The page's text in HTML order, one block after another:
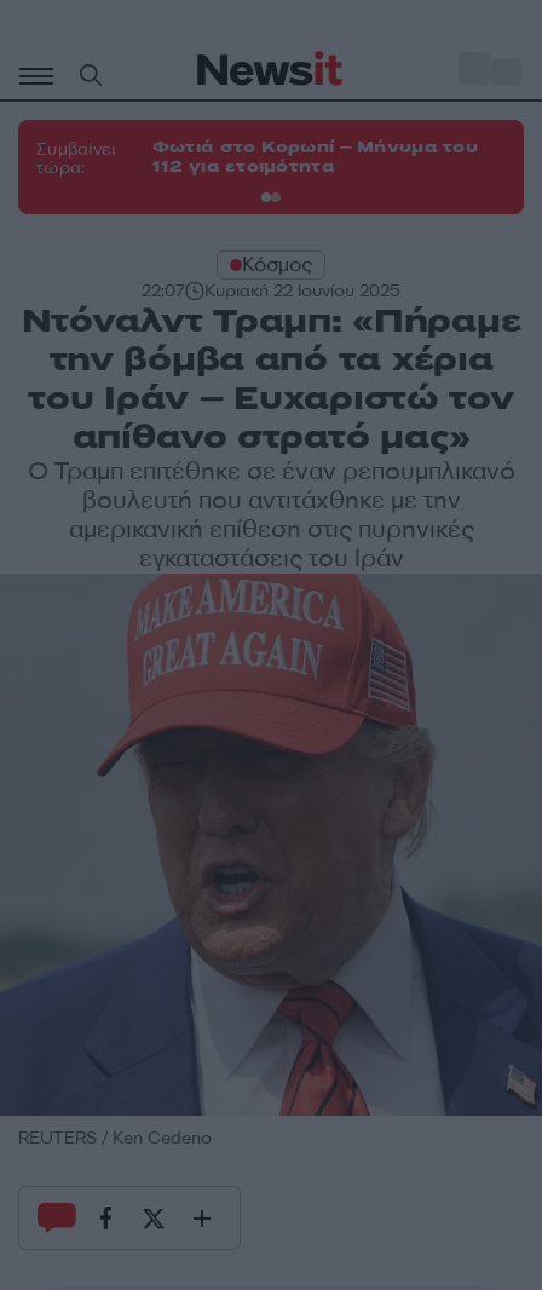
περιεχόμενο
Συμβαίνει
τώρα:
Φωτιά στο Κορωπί – Μήνυμα του
112 για ετοιμότητα
Κόσμος
22:07 Κυριακή 22 Ιουνίου 2025
Ντόναλντ Τραμπ: «Πήραμε
την βόμβα από τα χέρια
του Ιράν – Ευχαριστώ τον
απίθανο στρατό μας»
Ο Τραμπ επιτέθηκε σε έναν ρεπουμπλικανό
βουλευτή που αντιτάχθηκε με την
αμερικανική επίθεση στις πυρηνικές
εγκαταστάσεις του Ιράν
REUTERS / Ken Cedeno